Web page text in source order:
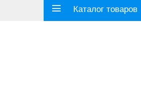
Каталог товаров